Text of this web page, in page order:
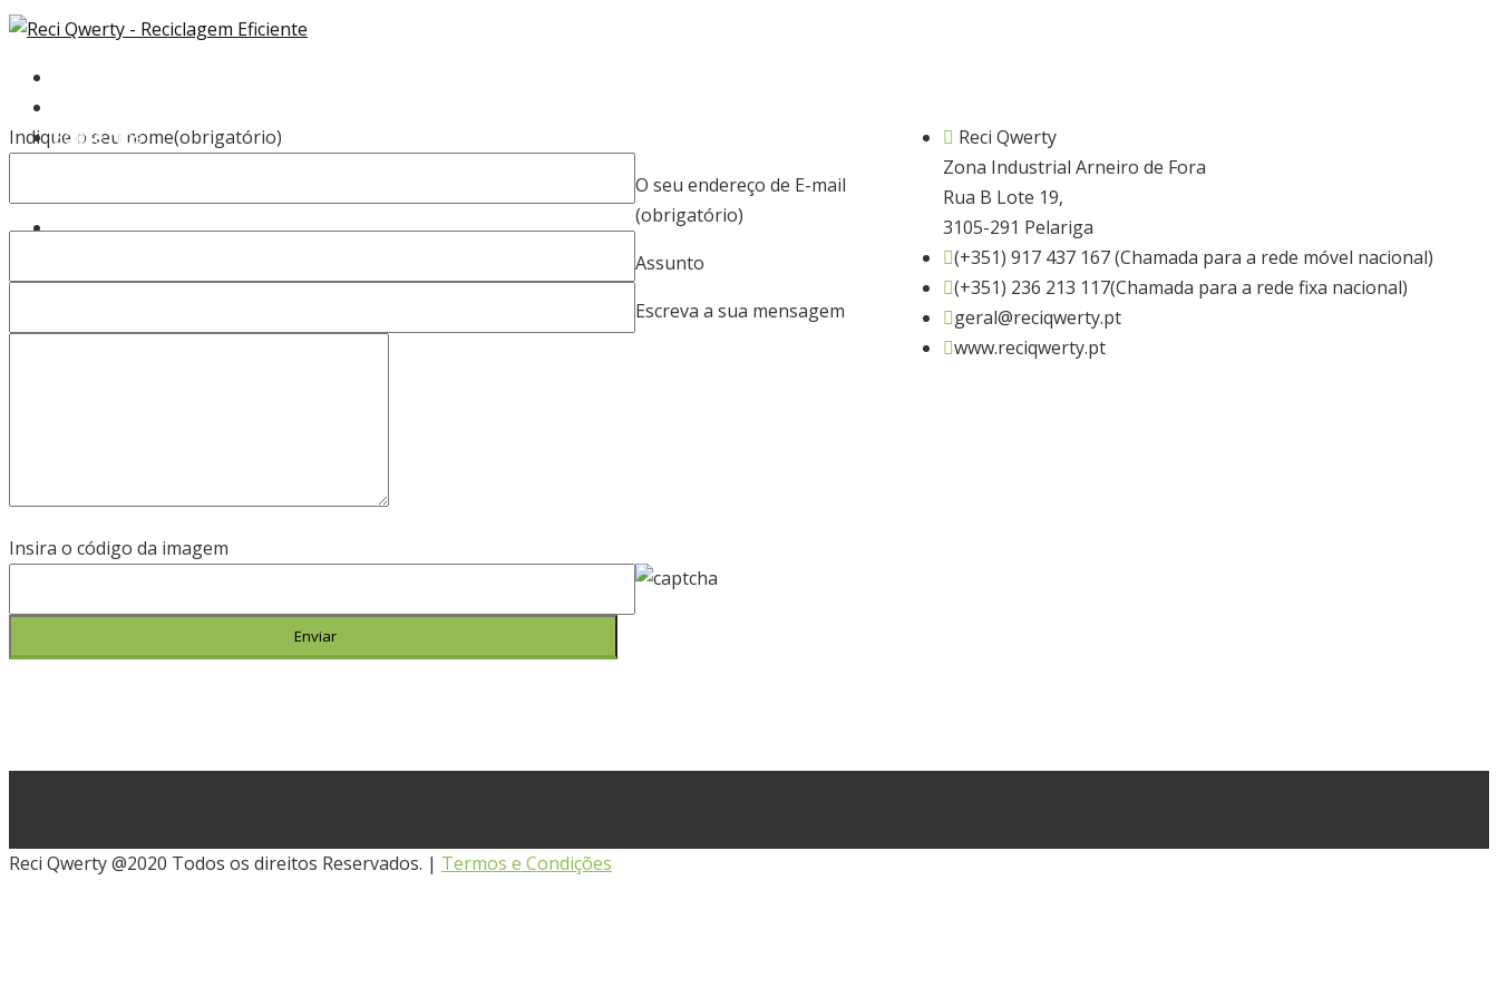
Sobre Nós
Clientes
Notícias
Indique o seu nome(obrigatório)
O seu endereço de E-mail
(obrigatório)
Assunto
Escreva a sua mensagem
Insira o código da imagem
Reci Qwerty
Zona Industrial Arneiro de Fora
Rua B Lote 19,
3105-291 Pelariga
(+351) 917 437 167 (Chamada para a rede móvel nacional)
(+351) 236 213 117(Chamada para a rede fixa nacional)
geral@reciqwerty.pt
www.reciqwerty.pt
Reci Qwerty @2020 Todos os direitos Reservados. | Termos e Condições